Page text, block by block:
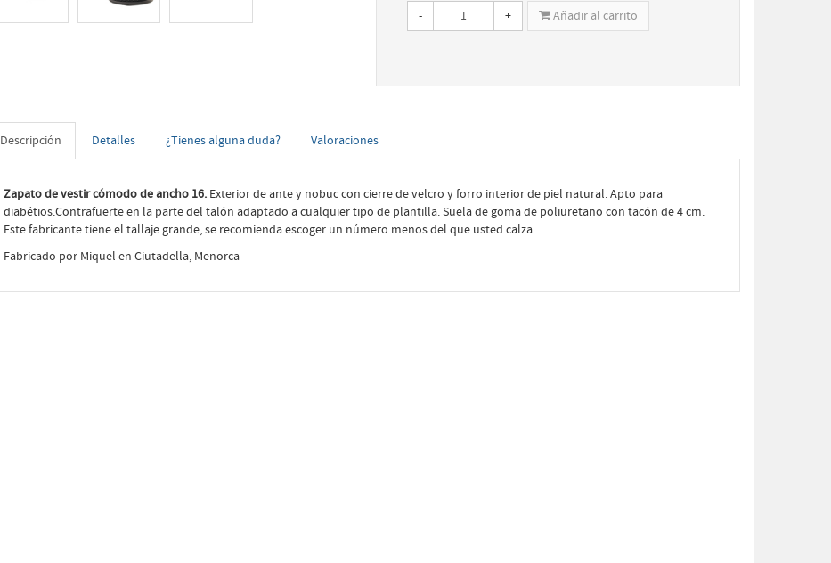
- + Añadir al carrito
Descripción Detalles ¿Tienes alguna duda? Valoraciones
Zapato de vestir cómodo de ancho 16. Exterior de ante y nobuc con cierre de velcro y forro interior de piel natural. Apto para
diabétios.Contrafuerte en la parte del talón adaptado a cualquier tipo de plantilla. Suela de goma de poliuretano con tacón de 4 cm.
Este fabricante tiene el tallaje grande, se recomienda escoger un número menos del que usted calza.
Fabricado por Miquel en Ciutadella, Menorca-